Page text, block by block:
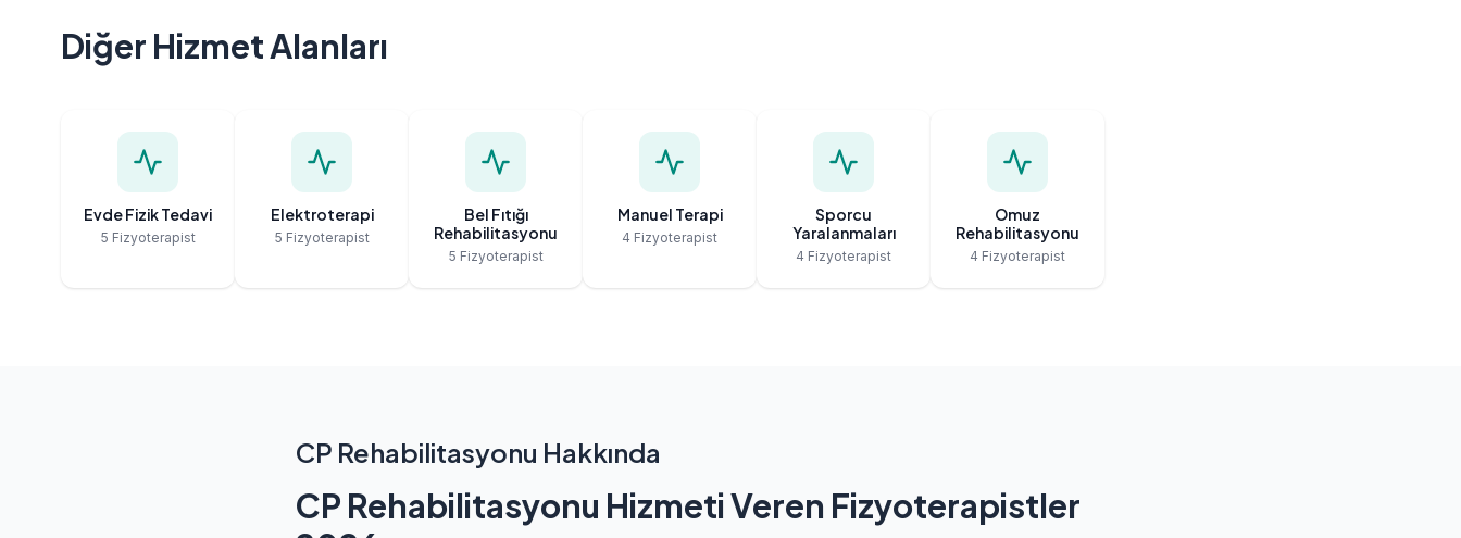
Diğer Hizmet Alanları
Evde Fizik Tedavi
5 Fizyoterapist
Elektroterapi
5 Fizyoterapist
Bel Fıtığı
Rehabilitasyonu
5 Fizyoterapist
Manuel Terapi
4 Fizyoterapist
Sporcu
Yaralanmaları
4 Fizyoterapist
Omuz
Rehabilitasyonu
4 Fizyoterapist
CP Rehabilitasyonu Hakkında
CP Rehabilitasyonu Hizmeti Veren Fizyoterapistler